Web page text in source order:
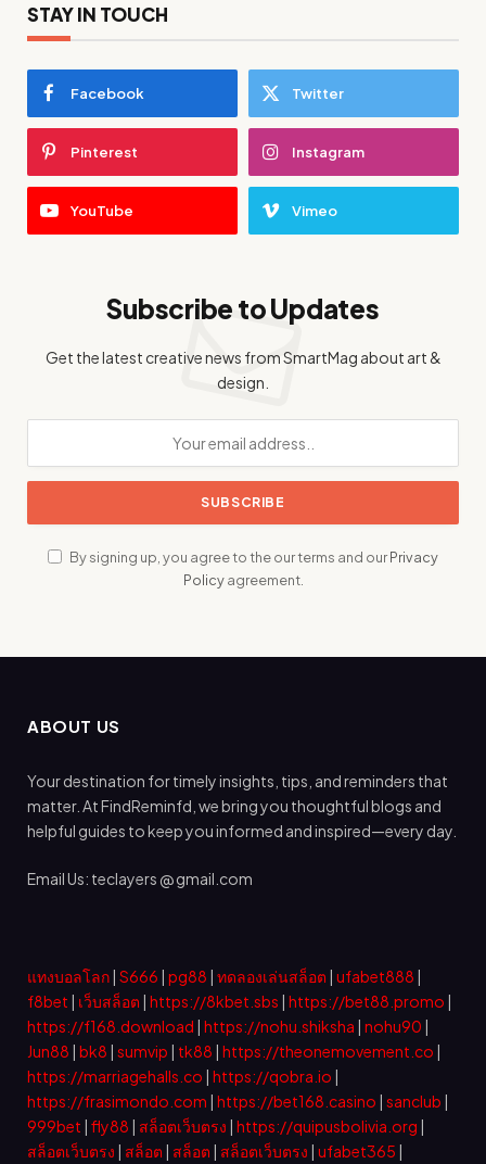
STAY IN TOUCH
Facebook Twitter
Pinterest Instagram
YouTube Vimeo
Subscribe to Updates
Get the latest creative news from SmartMag about art &
design.
By signing up, you agree to the our terms and ourPrivacy
Policyagreement.
ABOUT US
Your destination for timely insights, tips, and reminders that
matter. At FindReminfd, we bring you thoughtful blogs and
helpful guides to keep you informed and inspired—every day.
Email Us: teclayers @ gmail.com
แทงบอลโลก| S666 | pg88 | ทดลองเล่นสล็อต | ufabet888 |
f8bet | เว็บสล็อต | https://8kbet.sbs | https://bet88.promo |
https://f168.download | https://nohu.shiksha | nohu90 |
Jun88 | bk8 | sumvip | tk88 | https://theonemovement.co |
https://marriagehalls.co | https://qobra.io |
https://frasimondo.com | https://bet168.casino | sanclub |
999bet | fly88 | สล็อตเว็บตรง | https://quipusbolivia.org |
สล็อตเว็บตรง | สล็อต | สล็อต | สล็อตเว็บตรง | ufabet365 |